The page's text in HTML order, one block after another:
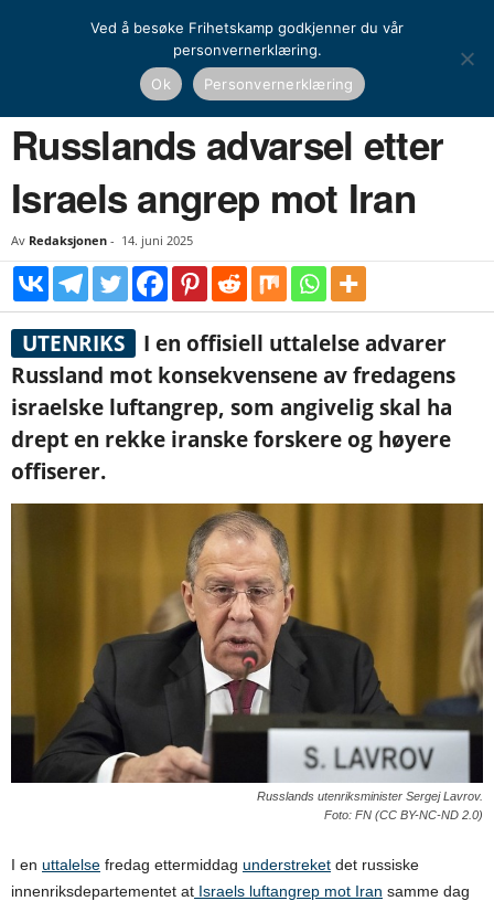
Russlands advarsel etter Israels angrep mot Iran
Russlands advarsel etter
Israels angrep mot Iran
Av Redaksjonen - 14. juni 2025
UTENRIKS
I en offisiell uttalelse advarer
Russland mot konsekvensene av fredagens
israelske luftangrep, som angivelig skal ha
drept en rekke iranske forskere og høyere
offiserer.
Russlands utenriksminister Sergej Lavrov.
Foto: FN (CC BY-NC-ND 2.0)
I en uttalelse fredag ettermiddag understreket det russiske
innenriksdepartementet at Israels luftangrep mot Iran samme dag
Ved å besøke Frihetskamp godkjenner du vår
personvernerklæring.
Ok
Personvernerklæring